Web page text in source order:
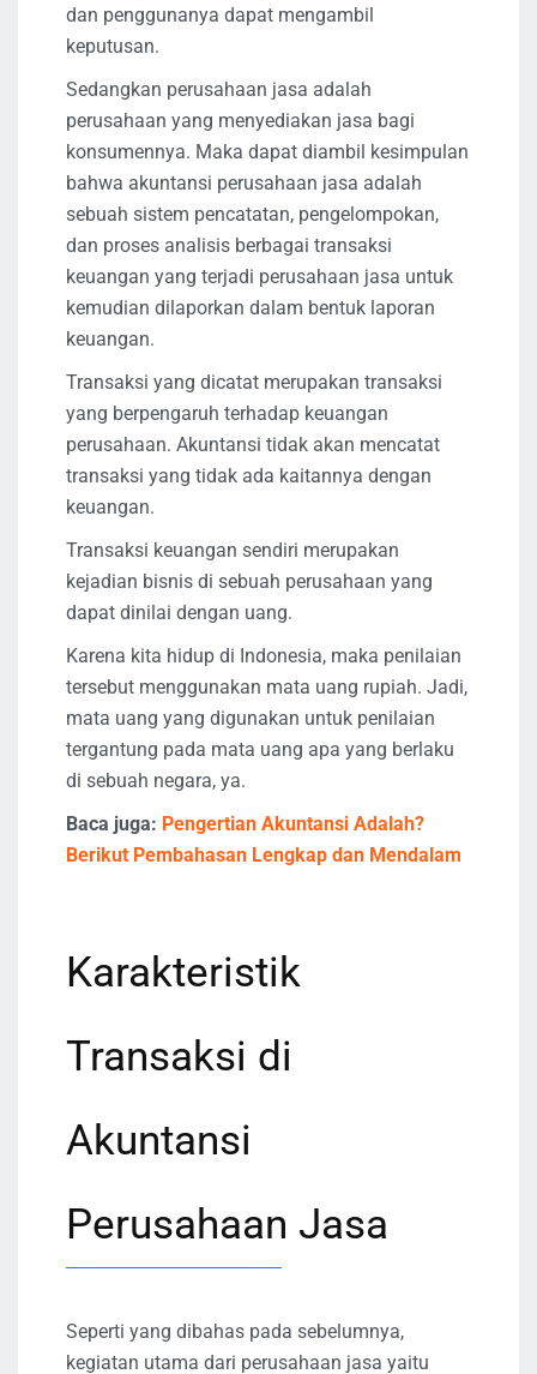
dan penggunanya dapat mengambil
keputusan.
Sedangkan perusahaan jasa adalah
perusahaan yang menyediakan jasa bagi
konsumennya. Maka dapat diambil kesimpulan
bahwa akuntansi perusahaan jasa adalah
sebuah sistem pencatatan, pengelompokan,
dan proses analisis berbagai transaksi
keuangan yang terjadi perusahaan jasa untuk
kemudian dilaporkan dalam bentuk laporan
keuangan.
Transaksi yang dicatat merupakan transaksi
yang berpengaruh terhadap keuangan
perusahaan. Akuntansi tidak akan mencatat
transaksi yang tidak ada kaitannya dengan
keuangan.
Transaksi keuangan sendiri merupakan
kejadian bisnis di sebuah perusahaan yang
dapat dinilai dengan uang.
Karena kita hidup di Indonesia, maka penilaian
tersebut menggunakan mata uang rupiah. Jadi,
mata uang yang digunakan untuk penilaian
tergantung pada mata uang apa yang berlaku
di sebuah negara, ya.
Baca juga: Pengertian Akuntansi Adalah?
Berikut Pembahasan Lengkap dan Mendalam
Karakteristik
Transaksi di
Akuntansi
Perusahaan Jasa
Seperti yang dibahas pada sebelumnya,
kegiatan utama dari perusahaan jasa yaitu